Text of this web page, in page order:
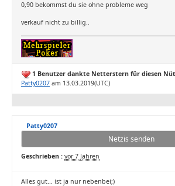
0,90 bekommst du sie ohne probleme weg
verkauf nicht zu billig..
1 Benutzer dankte Netterstern für diesen
Patty0207 am 13.03.2019(UTC)
Patty0207
Netzis senden
Geschrieben : vor 7 Jahren
Alles gut... ist ja nur nebenbei;)